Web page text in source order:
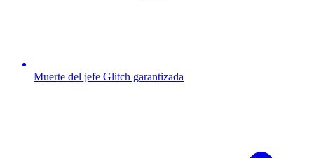
Muerte del jefe Glitch garantizada